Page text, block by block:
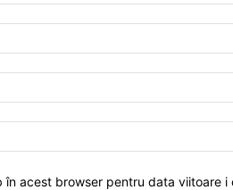
acest browser pentru data viitoare i